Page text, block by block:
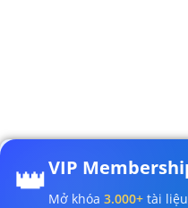
👑VIP
Mở khóa 3.000+ tài liệu